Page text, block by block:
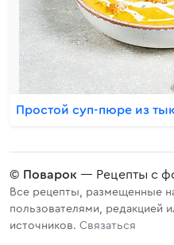
Простой суп-пюре из
© Поварок — Рецепты с
Все рецепты, размещенные
пользователями, редакцией
источников. Связаться